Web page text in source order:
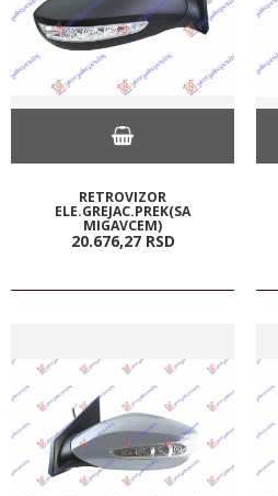
RETROVIZOR
ELE.GREJAC.PREK(SA
MIGAVCEM)
20.676,27 RSD